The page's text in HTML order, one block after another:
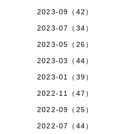
2023-09（42）
2023-07（34）
2023-05（26）
2023-03（44）
2023-01（39）
2022-11（47）
2022-09（25）
2022-07（44）